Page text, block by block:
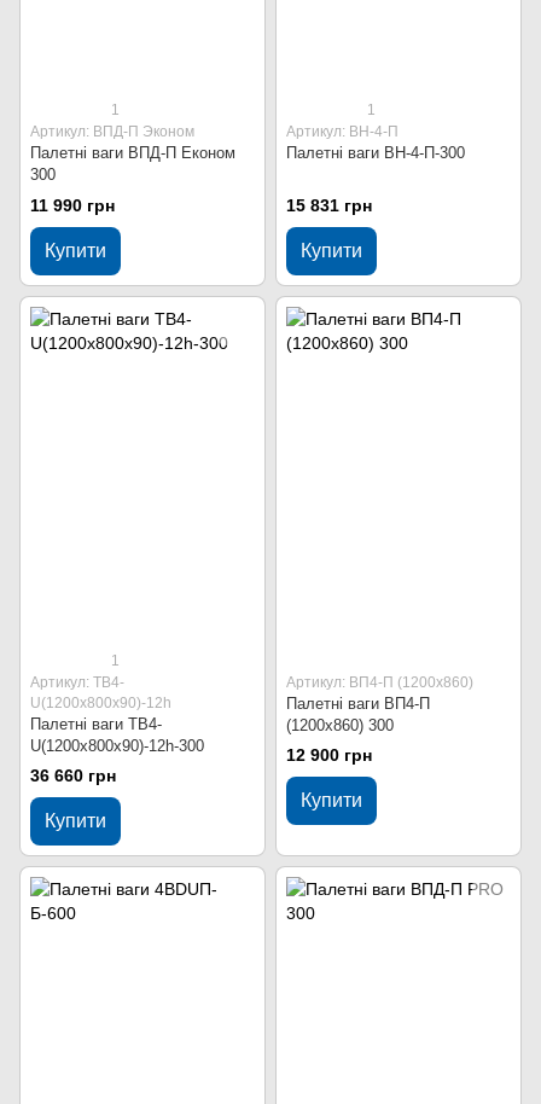
1
Артикул: ВПД-П Эконом
Палетні ваги ВПД-П Економ
300
11 990 грн
Купити
1
Артикул: ВН-4-П
Палетні ваги ВН-4-П-300
15 831 грн
Купити
1
Артикул: ТВ4-
U(1200х800х90)-12h
Палетні ваги ТВ4-
U(1200х800х90)-12h-300
36 660 грн
Купити
Артикул: ВП4-П (1200х860)
Палетні ваги ВП4-П
(1200х860) 300
12 900 грн
Купити